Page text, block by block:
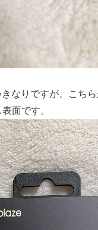
なりですが、こち
面です。